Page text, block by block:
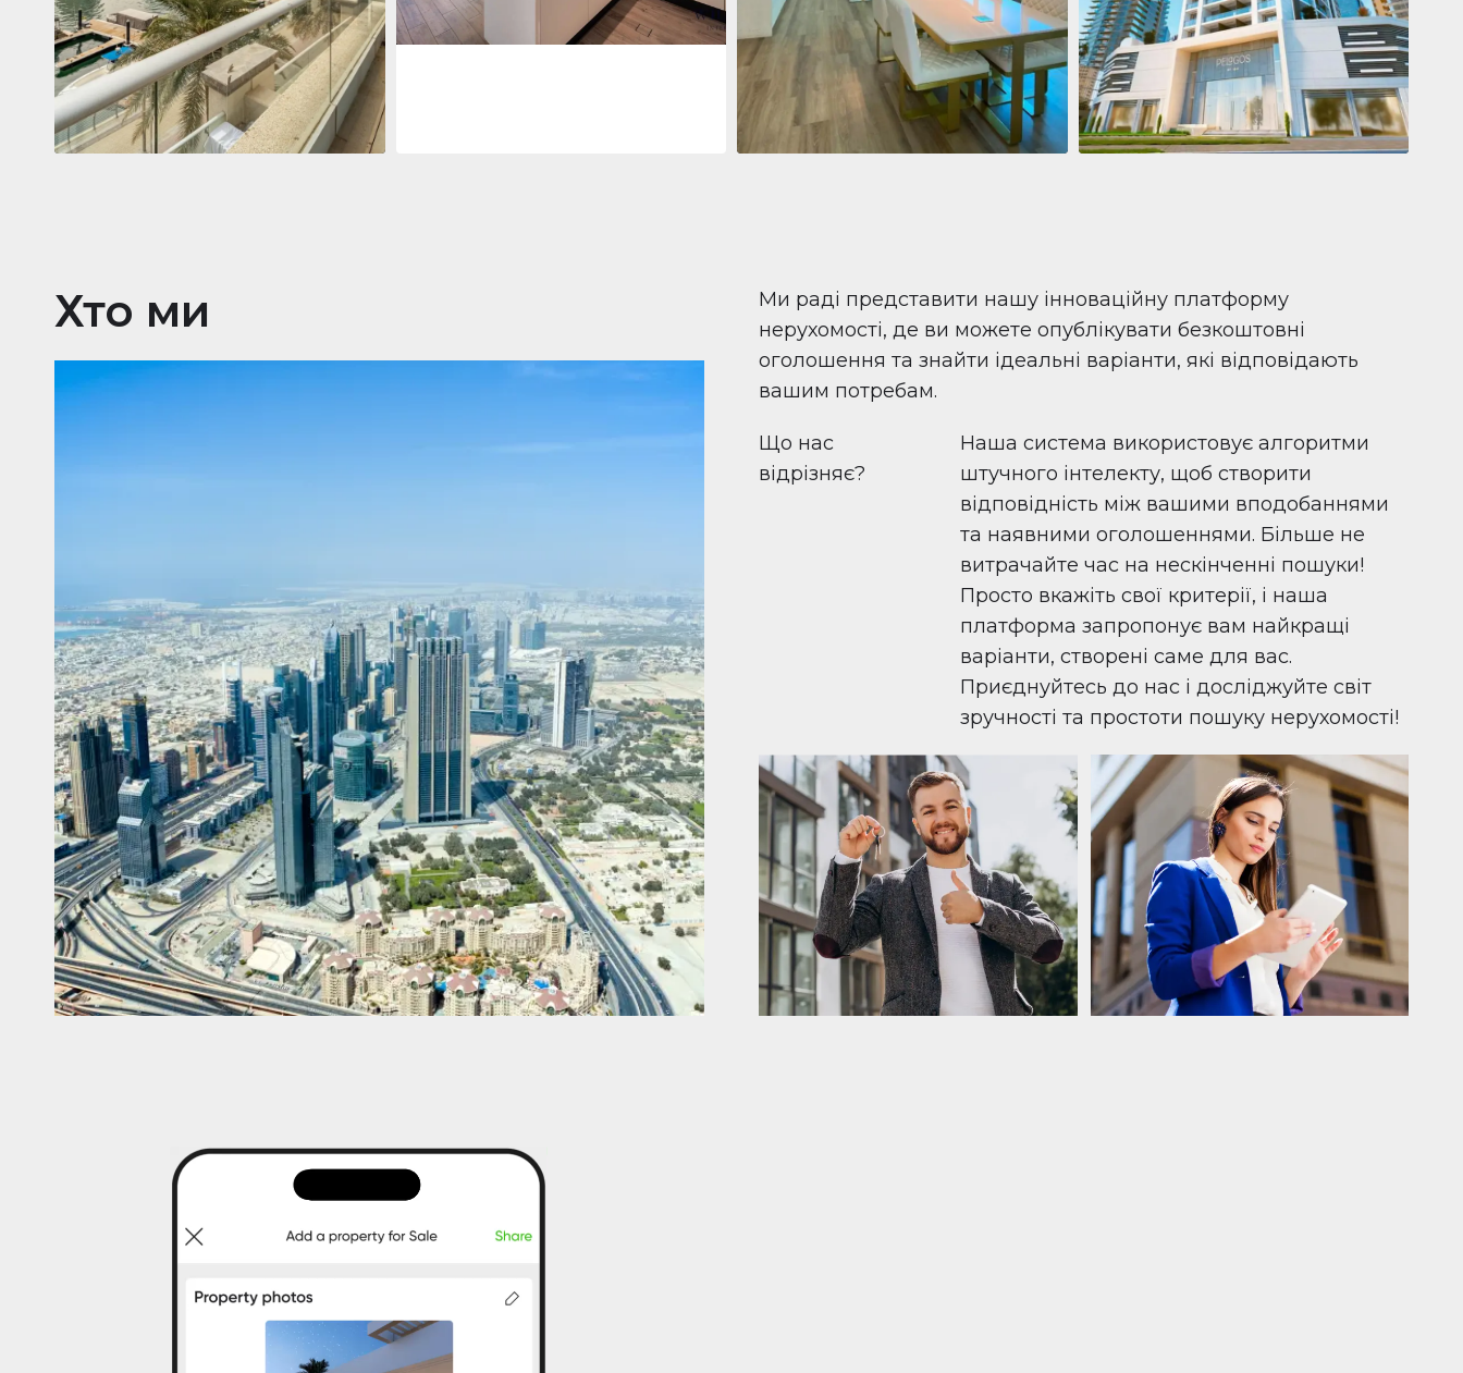
Квартира2 861 035 $
Beauport Tower
Beauport Tower, Marina Promenade,
Dubai Marina, Dubai
34392 м²
12 73 м² Квартира 708 447 $
Beauport Tower
Beauport Tower, Marina Promenade,
Dubai Marina, Dubai
96 м²
Квартира681 199 $
Pelagos by IGO
Pelagos by IGO, Dubai Marina, Dubai
1271 м²
Хто ми
Ми раді представити нашу інноваційну платформу
нерухомості, де ви можете опублікувати безкоштовні
оголошення та знайти ідеальні варіанти, які відповідають
вашим потребам.
Що нас
відрізняє?
Наша система використовує алгоритми
штучного інтелекту, щоб створити
відповідність між вашими вподобаннями
та наявними оголошеннями. Більше не
витрачайте час на нескінченні пошуки!
Просто вкажіть свої критерії, і наша
платформа запропонує вам найкращі
варіанти, створені саме для вас.
Приєднуйтесь до нас і досліджуйте світ
зручності та простоти пошуку нерухомості!